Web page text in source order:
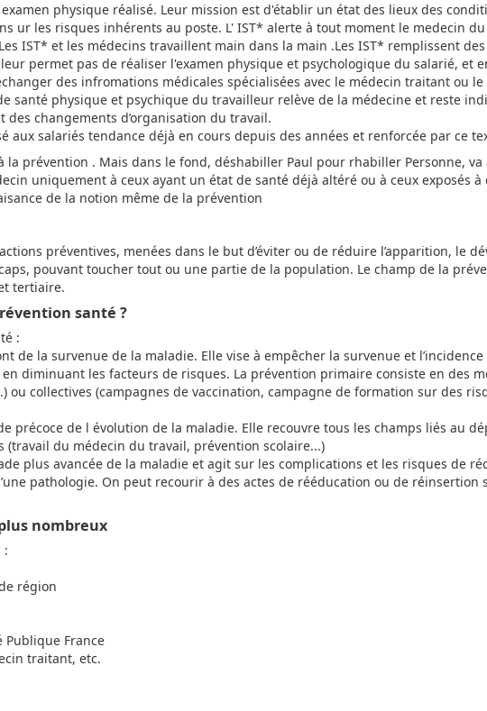
physique réalisé. Leur mission est d'établir un état des lieux des
ur les risques inhérents au poste. L' IST* alerte à tout moment le medecin
IST* et les médecins travaillent main dans la main .Les IST* remplissent
permet pas de réaliser l'examen physique et psychologique du salarié, et
des infromations médicales spécialisées avec le médecin traitant ou le
santé physique et psychique du travailleur relève de la médecine et reste
changements d’organisation du travail.
aux salariés tendance déjà en cours depuis des années et renforcée par ce
prévention . Mais dans le fond, déshabiller Paul pour rhabiller Personne, va
uniquement à ceux ayant un état de santé déjà altéré ou à ceux exposés à
de la notion même de la prévention
préventives, menées dans le but d’éviter ou de réduire l’apparition, le
pouvant toucher tout ou une partie de la population. Le champ de la
tertiaire.
santé ?
:
de la survenue de la maladie. Elle vise à empêcher la survenue et l’incidence
diminuant les facteurs de risques. La prévention primaire consiste en des
collectives (campagnes de vaccination, campagne de formation sur des
précoce de l évolution de la maladie. Elle recouvre tous les champs liés au
du médecin du travail, prévention scolaire...)
plus avancée de la maladie et agit sur les complications et les risques de
pathologie. On peut recourir à des actes de rééducation ou de réinsertion
nombreux
:
région
Publique France
traitant, etc.